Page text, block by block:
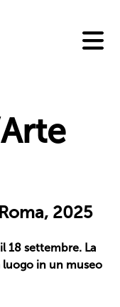
2025
18 settembre. La
luogo in un museo